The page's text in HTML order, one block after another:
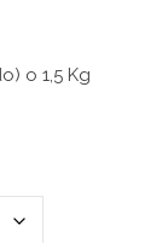
o 1,5 Kg